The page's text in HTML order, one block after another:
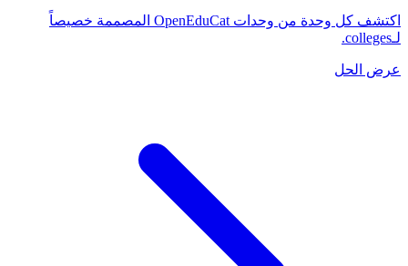
اكتشف كل وحدة من وحدات OpenEduCat المصممة خصيصاً
لـcolleges.
عرض الحل